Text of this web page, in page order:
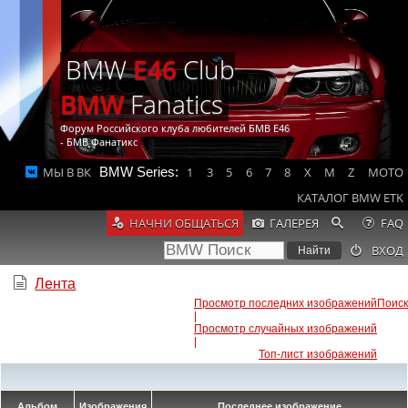
BMWE46Club
BMWFanatics
Форум Российского клуба любителей БМВ Е46
- БМВ Фанатикс
МЫ В ВК BMW Series: 1 3 5 6 7 8 X M Z
MOTO
КАТАЛОГ BMW ETK
НАЧНИ ОБЩАТЬСЯ
ГАЛЕРЕЯ
FAQ
ВХОД
Лента
Просмотр последних изображений
Просмотр случайных изображений
Топ-лист изображений
Поиск